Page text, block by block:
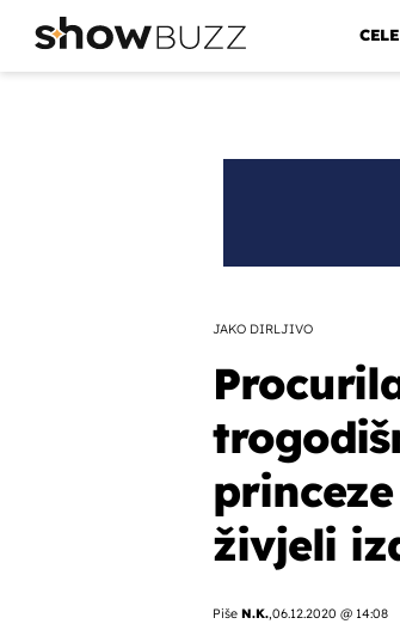
JAKO DIRLJIVO
živjeli
Piše N.K.,06.12.2020 @ 14:08